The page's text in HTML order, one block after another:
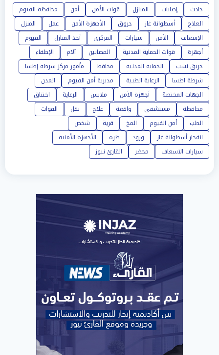
حادث إصابات المنازل قوات الأمن أمن
محافظة الفيوم
العلاج
أسطوانة غاز حروق الأجهزة الأمن عمل
المنزل
الإسعاف
الأمن سيارات المركزي أحد المنازل
الفيوم
أجهزة
قوات الحماية المدنية المصابين آلام
الإطفاء
حريق نشب
الحمايه المدنية محافظ
مأمور مركز شرطة إطسا
شرطة اطسا
الرعاية الطبية مديرية أمن الفيوم
المدن
الجهات المختصة
أجهزة الأمن ملابس الرعاية
اختناق
محافظة
مستشفي واقعة علاج نقل
القوات
الطب
أمن الفيوم المخ قرية
شخص
انفجار أسطوانة غاز
ورود طره
الأجهزة الأمنية
سيارات الاسعاف
محضر القارئ نيوز